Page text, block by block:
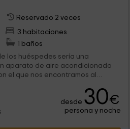
Reservado 2 veces
3 habitaciones
1 baños
los huéspedes sería una
aparato de aire acondicionado
desde 30€
persona y noche